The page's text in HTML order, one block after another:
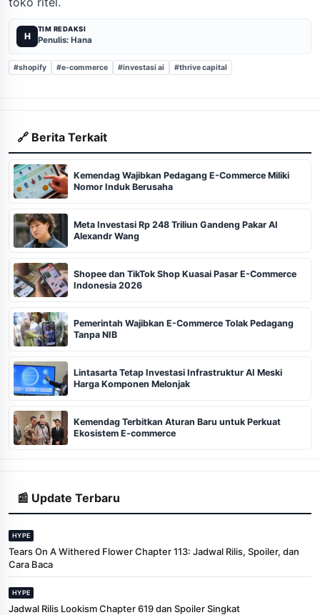
H
TIM REDAKSI
Penulis: Hana
#shopify #e-commerce #investasi ai #thrive capital
🔗 Berita Terkait
Kemendag Wajibkan Pedagang E-Commerce Miliki
Nomor Induk Berusaha
Meta Investasi Rp 248 Triliun Gandeng Pakar AI
Alexandr Wang
Shopee dan TikTok Shop Kuasai Pasar E-Commerce
Indonesia 2026
Pemerintah Wajibkan E-Commerce Tolak Pedagang
Tanpa NIB
Lintasarta Tetap Investasi Infrastruktur AI Meski
Harga Komponen Melonjak
Kemendag Terbitkan Aturan Baru untuk Perkuat
Ekosistem E-commerce
📰 Update Terbaru
HYPE
Tears On A Withered Flower Chapter 113: Jadwal Rilis, Spoiler, dan
Cara Baca
HYPE
Jadwal Rilis Lookism Chapter 619 dan Spoiler Singkat